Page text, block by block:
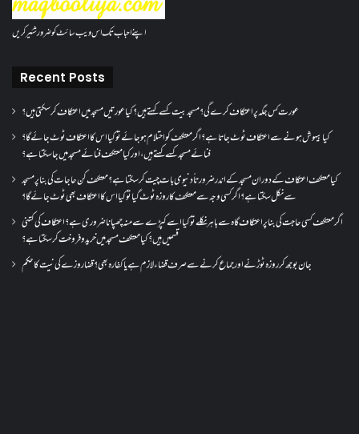
اپنے احباب تک اس ویب سائٹ کو ضرور شئیر کریں
Recent Posts
عورت کس جگہ پر اعتکاف کرے گی؟مسجد بیت کسے کہتے ہیں؟کیا عورتیں مسجد میں اعتکاف کر سکتی ہیں؟
کیا بیہوش ہونے سے اعتکاف ٹوٹ جاتا ہے؟ اگر معتکف کو احتلام ہو جائے تو کیا اس کا اعتکاف ٹوٹ جائے گا؟
فنائے مسجد کسے کہتے ہیں ، اور کیا معتکف فنائے مسجد میں جا سکتا ہے؟
کیا معتکف اعتکاف کے دوران مسجد کے اندر ضرورتاً دنیوی بات چیت کر سکتا ہے؟معتکف کن حاجات کی بنا پر مسجد
سے نکل سکتا ہے؟ اگر کسی وجہ سے معتکف کا روزہ ٹوٹ گیا تو کیا اس کا اعتکاف بھی ٹوٹ جائے گا؟
اگر معتکف کسی حاجت کی بنا پر اعتکاف گاہ سے باہر نکلے تو کیا اسے کپڑے سے منہ چھپانا ضروری ہے؟اعتکاف کی کتنی
قسمیں ہیں؟کیا معتکف مسجد میں خرید و فروخت کر سکتا ہے؟
جان بوجھ کر روزہ ٹوڑنے اور جماع کرنے سے صرف قضاء لازم ہے یا کفارہ بھی؟ قضا روزے کی نیت کا حکم